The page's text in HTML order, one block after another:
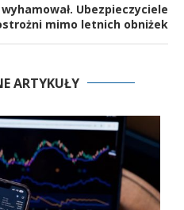
Ubezpieczyciele
mimo letnich obniżek
ARTYKUŁY